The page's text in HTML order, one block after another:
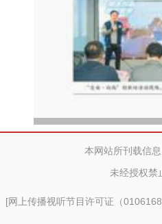
本网站所刊载信
未经授权禁
[网上传播视听节目许可证（